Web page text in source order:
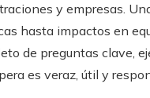
y empresas.
hasta impactos en
de preguntas clave,
es veraz, útil y